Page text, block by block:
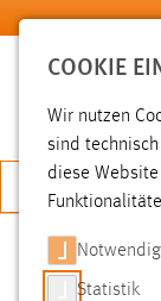
Zum Hauptinhalt
SUCHE
COOKIE
Wir nutzen
sind
diese
Statistik